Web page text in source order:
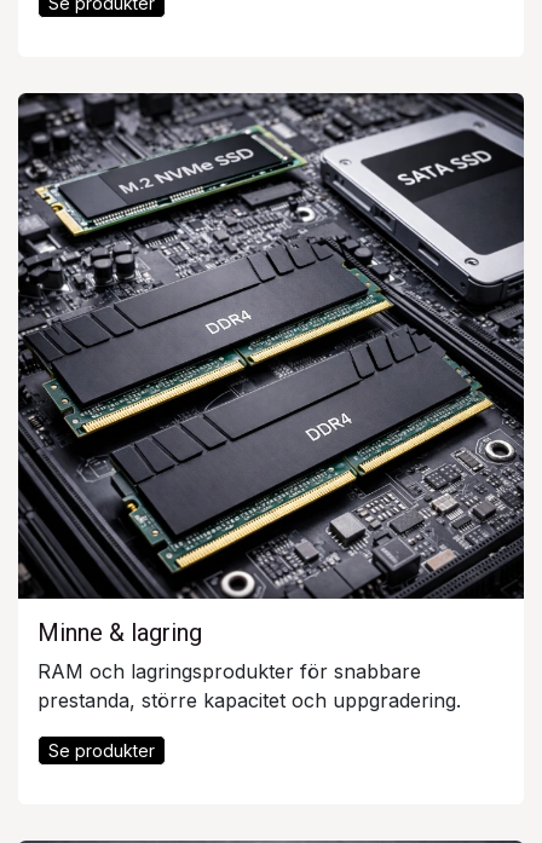
Minne & lagring
RAM och lagringsprodukter för snabbare
prestanda, större kapacitet och uppgradering.
Se produkter